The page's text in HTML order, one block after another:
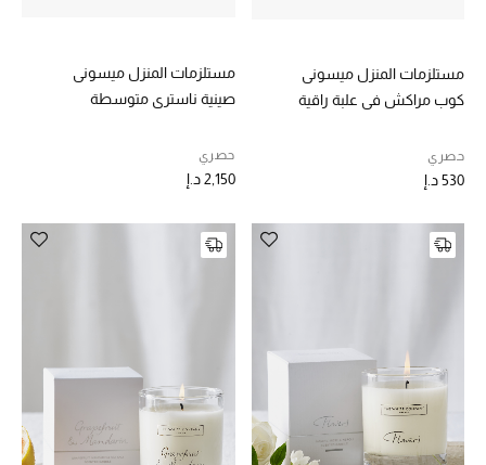
أحذية النسائية
الأحذية الرجالية
أحذية للأطفال
أبرز المصممين
مستلزمات المنزل ميسوني
كوب مراكش في علبة راقية
حصري
530 د.إ
مستلزمات المنزل ميسوني
صينية ناستري متوسطة
حصري
2,150 د.إ